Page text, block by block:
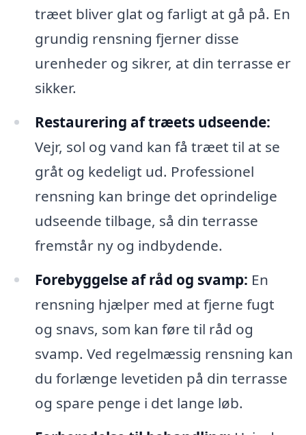
træet bliver glat og farligt at gå på. En
grundig rensning fjerner disse
urenheder og sikrer, at din terrasse er
sikker.
Restaurering af træets udseende:
Vejr, sol og vand kan få træet til at se
gråt og kedeligt ud. Professionel
rensning kan bringe det oprindelige
udseende tilbage, så din terrasse
fremstår ny og indbydende.
Forebyggelse af råd og svamp: En
rensning hjælper med at fjerne fugt
og snavs, som kan føre til råd og
svamp. Ved regelmæssig rensning kan
du forlænge levetiden på din terrasse
og spare penge i det lange løb.